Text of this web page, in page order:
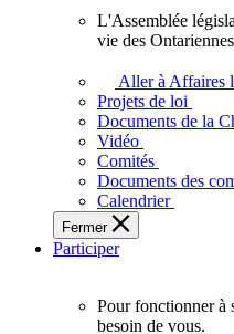
l'Ontario.
L'Assemblée
adopte
touchent
des
Ontariennes
et
L'Assemblée
vie des
Aller à Affaires
Projets de loi
Documents de la
Vidéo
Comités
Documents des
Calendrier
Fermer
Participer
Pour fonctionner à
besoin de vous.